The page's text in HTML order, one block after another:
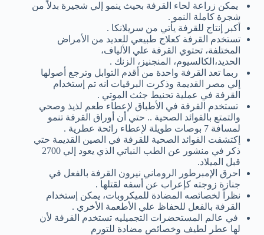
يمكن زراعة لحاء القرفة بحيث ينمو إلي شجيرة بدلاً من
شجرة كاملة النمو .
أكبر إنتاج للقرفة يأتي من سريلانكا .
تستخدم القرفة كعلاج طبيعي للعديد من الأمراض
المختلفة، تحتوي القرفة علي الألياف،
الحديد،الكالسيوم، المنجنيز، الزنك .
ربما تعد القرفة واحدة من أقدم التوابل وترجع أصولها
إلي مصر القديمة وذكرت البرقيات انه تم إستخدام
القرفة في عملية تحنيط جثث الموتي .
تستخدم القرفة في الأطباق لإعطاء طعم لذيذ وصحي
والتمتع بالفوائد الصحية .. حتي أن أوراق القرفة تنمو
لمسافة 7 بوصات طويلة لإعطاء رائحة عطرية .
إكتشفت الفوائد الصحية للقرفة في الصين القديمة حتي
ذكر في منشور عن الطب النباتي الذي يعود إلي 2700
قبل الميلاد.
احرق الإمبرطور الروماني نيرون القرفة بالفعل في
جنازة زوجته كإعراب عن أسفه لقتلها .
نظراً لخصائصه المضادة للميكروبات، يمكن إستخدام
القرفة بالفعل للحفاظ علي الأطعمة الأخري .
في عالم المستحضرات التجميليه تستخدم القرفة لأن
لها عطر لطيف وخصائص مضادة للتورم